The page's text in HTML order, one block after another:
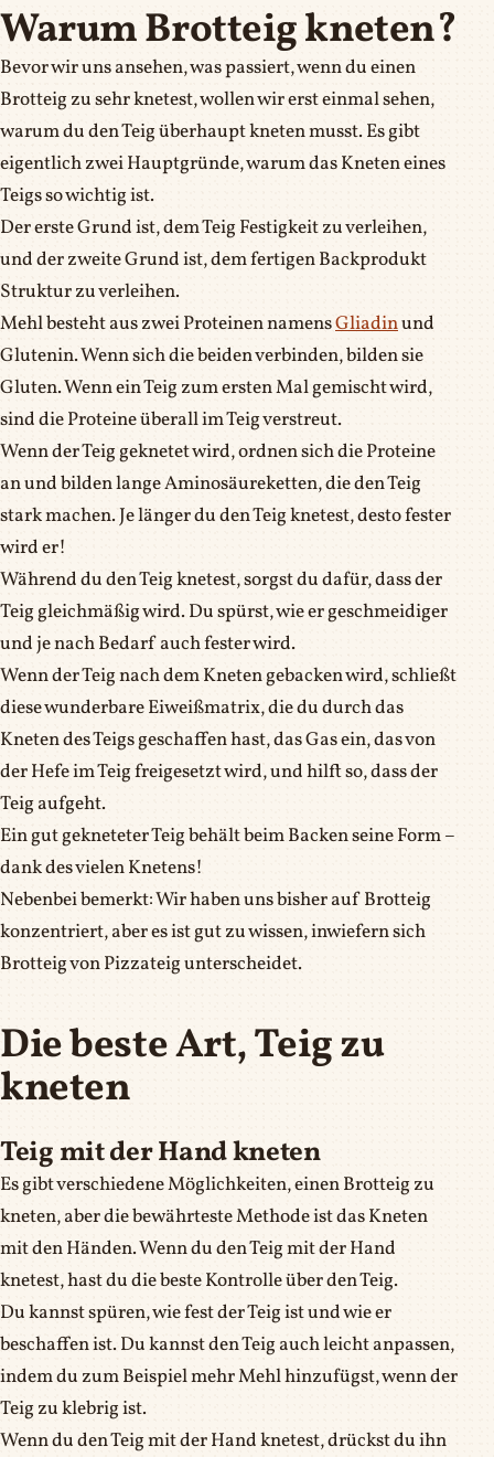
Warum Brotteig kneten?
Bevor wir uns ansehen, was passiert, wenn du einen
Brotteig zu sehr knetest, wollen wir erst einmal sehen,
warum du den Teig überhaupt kneten musst. Es gibt
eigentlich zwei Hauptgründe, warum das Kneten eines
Teigs so wichtig ist.
Der erste Grund ist, dem Teig Festigkeit zu verleihen,
und der zweite Grund ist, dem fertigen Backprodukt
Struktur zu verleihen.
Mehl besteht aus zwei Proteinen namensGliadinund
Glutenin. Wenn sich die beiden verbinden, bilden sie
Gluten. Wenn ein Teig zum ersten Mal gemischt wird,
sind die Proteine überall im Teig verstreut.
Wenn der Teig geknetet wird, ordnen sich die Proteine
an und bilden lange Aminosäureketten, die den Teig
stark machen. Je länger du den Teig knetest, desto fester
wird er!
Während du den Teig knetest, sorgst du dafür, dass der
Teig gleichmäßig wird. Du spürst, wie er geschmeidiger
und je nach Bedarf auch fester wird.
Wenn der Teig nach dem Kneten gebacken wird, schließt
diese wunderbare Eiweißmatrix, die du durch das
Kneten des Teigs geschaffen hast, das Gas ein, das von
der Hefe im Teig freigesetzt wird, und hilft so, dass der
Teig aufgeht.
Ein gut gekneteter Teig behält beim Backen seine Form –
dank des vielen Knetens!
Nebenbei bemerkt: Wir haben uns bisher auf Brotteig
konzentriert, aber es ist gut zu wissen, inwiefern sich
Brotteig von Pizzateig unterscheidet.
Die beste Art, Teig zu
kneten
Teig mit der Hand kneten
Es gibt verschiedene Möglichkeiten, einen Brotteig zu
kneten, aber die bewährteste Methode ist das Kneten
mit den Händen. Wenn du den Teig mit der Hand
knetest, hast du die beste Kontrolle über den Teig.
Du kannst spüren, wie fest der Teig ist und wie er
beschaffen ist. Du kannst den Teig auch leicht anpassen,
indem du zum Beispiel mehr Mehl hinzufügst, wenn der
Teig zu klebrig ist.
Wenn du den Teig mit der Hand knetest, drückst du ihn